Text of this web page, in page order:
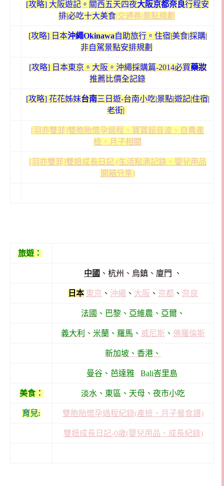
[攻略] 大阪遊記。關西五天四夜大阪京都奈良行程安
排|必吃十大美食|交通卷|景點規劃
[攻略] 日本沖繩Okinawa自助旅行。住宿|美食|採購|
非自駕景點安排規劃
[攻略] 日本東京。大阪。沖繩採購篇-2014必買藥妝
推薦比價全記錄
[攻略]花花姊妹台南三日遊-台南小吃|景點|遊記|住宿|
老街|
[羽亦雙菲]雙胞胎懷孕過程、寶寶超音波、自費產
檢、月子相關
[羽亦雙菲]雙妞成長日記 (生活點滴記錄、嬰兒用品
開箱分享)
旅遊：
中國 、 杭州 、 烏鎮 、 廈門 、
日本 東京 、 沖繩 、 大阪 、 京都 、 奈良
法國 、 巴黎 、 亞維農 、 亞爾 、
義大利 、 米蘭 、 羅馬 、 威尼斯 、 佛羅倫斯
新加坡、 香港、
曼谷 、 芭達雅 Bali峇里島
美食： 淡水 、 東區 、 天母 、 夜市小吃
育兒: 雙胞胎懷孕過程紀錄(產檢、月子餐食譜)
雙妞成長日記-0歲(嬰兒用品、成長紀錄)